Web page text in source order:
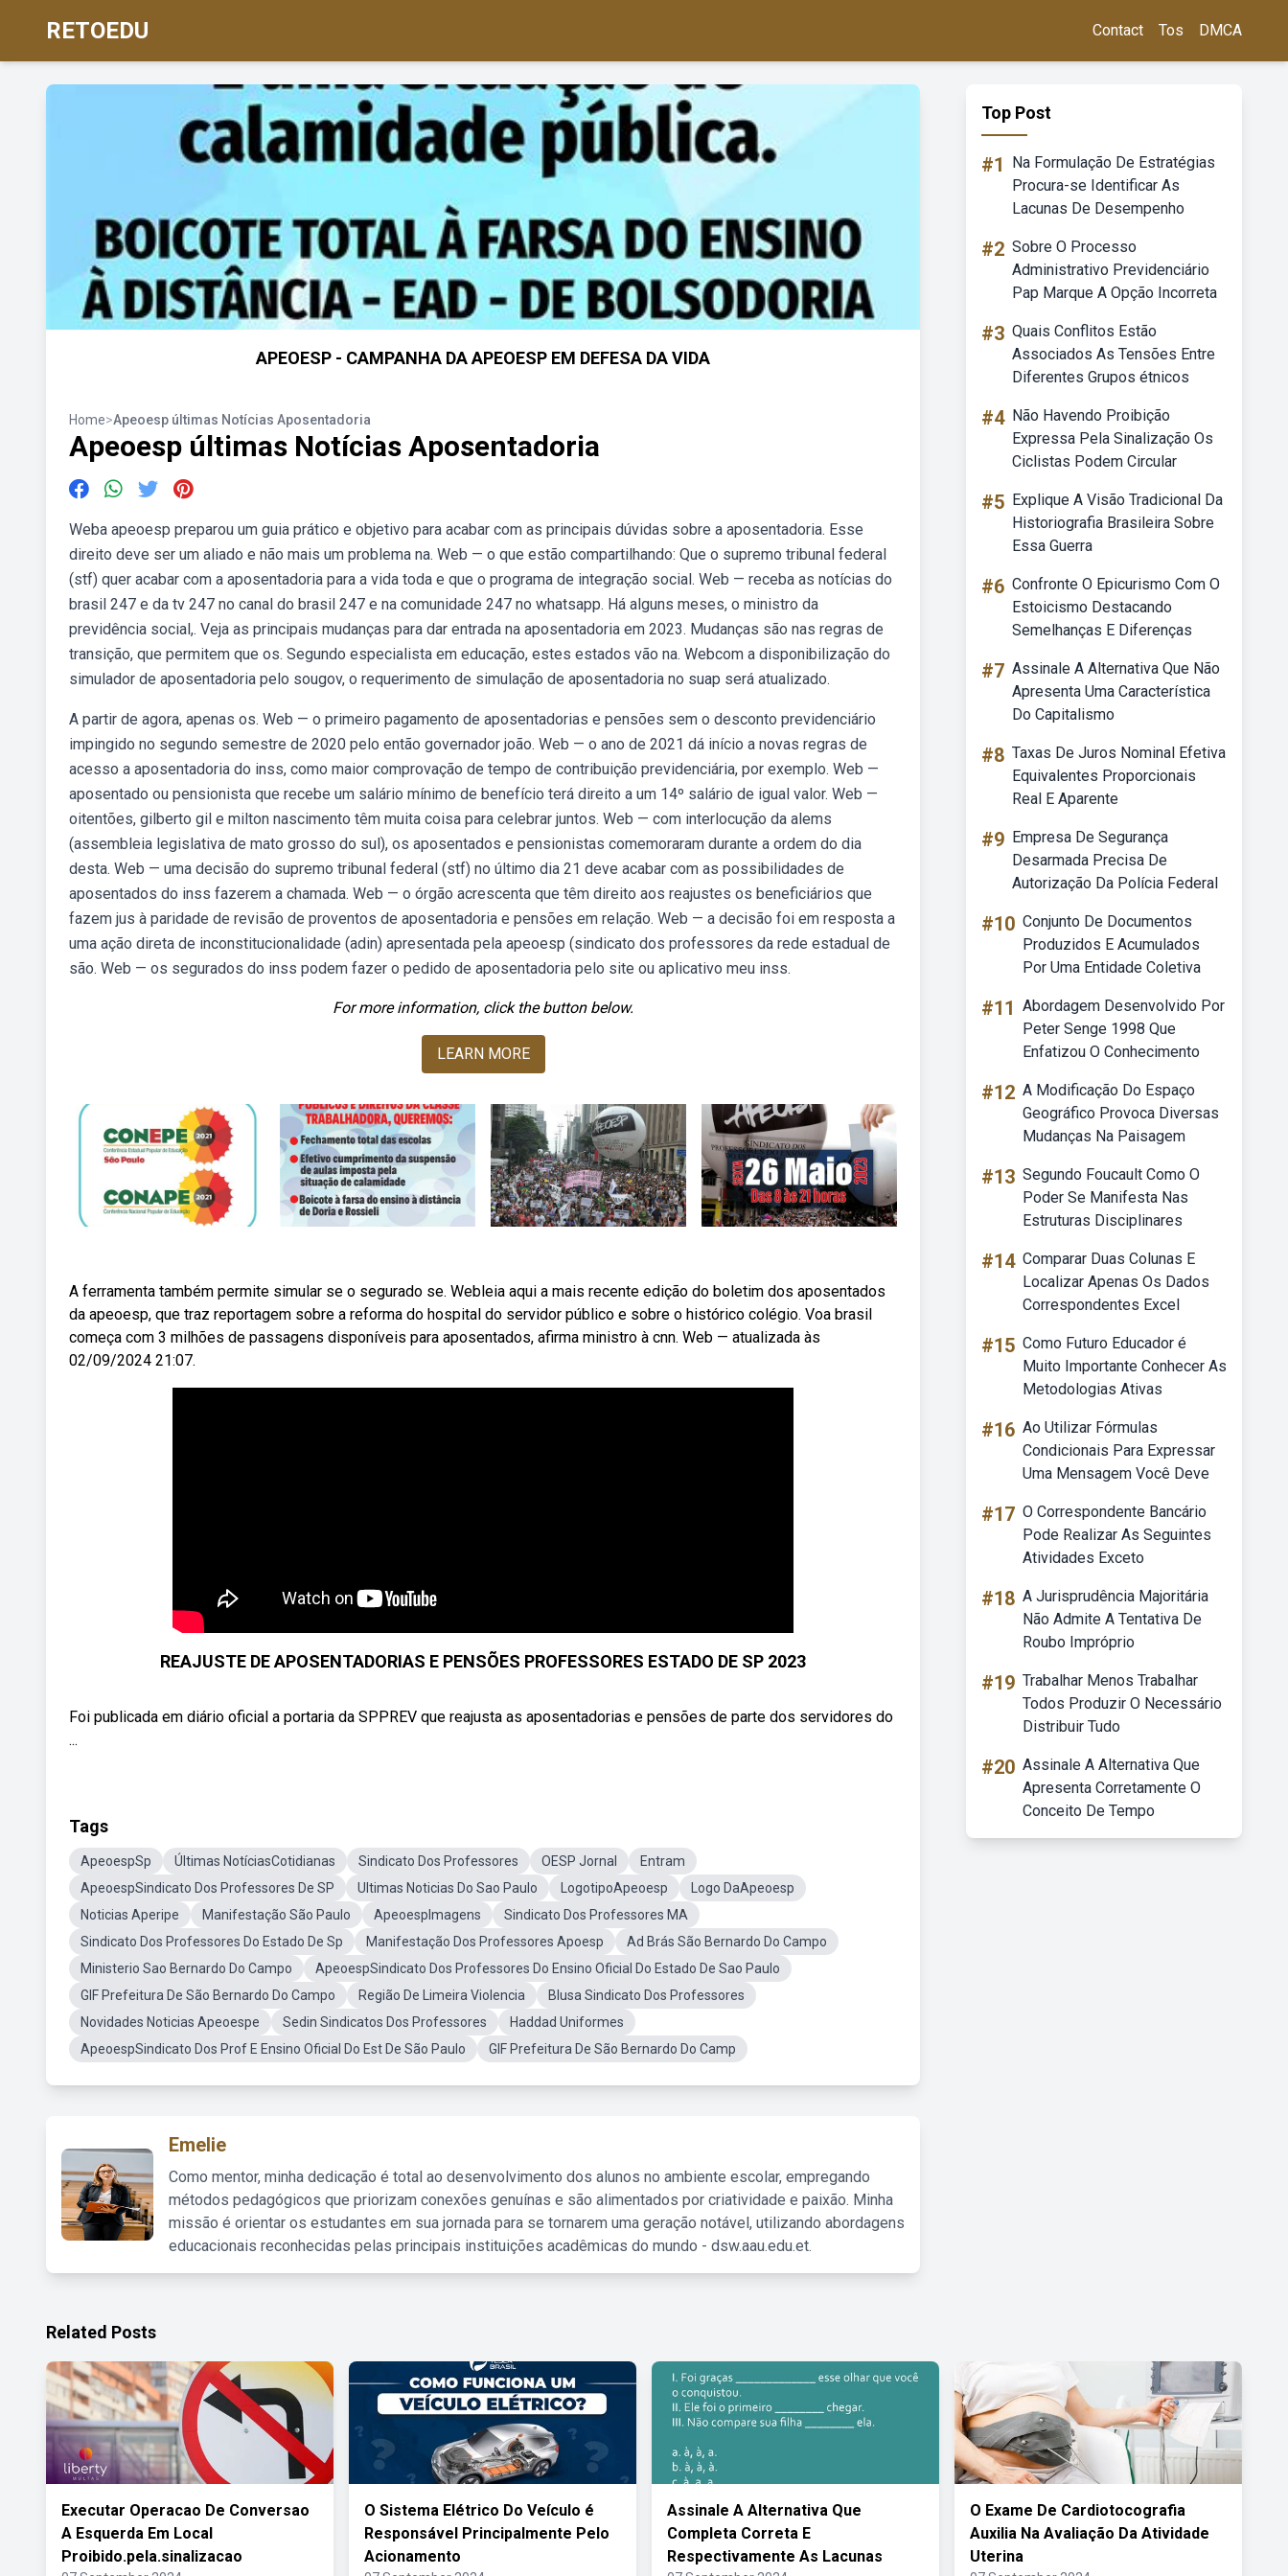
RETOEDU Contact Tos DMCA
APEOESP - CAMPANHA DA APEOESP EM DEFESA DA VIDA
Home>Apeoesp últimas Notícias Aposentadoria
Apeoesp últimas Notícias Aposentadoria
Weba apeoesp preparou um guia prático e objetivo para acabar com as principais dúvidas sobre a aposentadoria. Esse
direito deve ser um aliado e não mais um problema na. Web — o que estão compartilhando: Que o supremo tribunal federal
(stf) quer acabar com a aposentadoria para a vida toda e que o programa de integração social. Web — receba as notícias do
brasil 247 e da tv 247 no canal do brasil 247 e na comunidade 247 no whatsapp. Há alguns meses, o ministro da
previdência social,. Veja as principais mudanças para dar entrada na aposentadoria em 2023. Mudanças são nas regras de
transição, que permitem que os. Segundo especialista em educação, estes estados vão na. Webcom a disponibilização do
simulador de aposentadoria pelo sougov, o requerimento de simulação de aposentadoria no suap será atualizado.
A partir de agora, apenas os. Web — o primeiro pagamento de aposentadorias e pensões sem o desconto previdenciário
impingido no segundo semestre de 2020 pelo então governador joão. Web — o ano de 2021 dá início a novas regras de
acesso a aposentadoria do inss, como maior comprovação de tempo de contribuição previdenciária, por exemplo. Web —
aposentado ou pensionista que recebe um salário mínimo de benefício terá direito a um 14º salário de igual valor. Web —
oitentões, gilberto gil e milton nascimento têm muita coisa para celebrar juntos. Web — com interlocução da alems
(assembleia legislativa de mato grosso do sul), os aposentados e pensionistas comemoraram durante a ordem do dia
desta. Web — uma decisão do supremo tribunal federal (stf) no último dia 21 deve acabar com as possibilidades de
aposentados do inss fazerem a chamada. Web — o órgão acrescenta que têm direito aos reajustes os beneficiários que
fazem jus à paridade de revisão de proventos de aposentadoria e pensões em relação. Web — a decisão foi em resposta a
uma ação direta de inconstitucionalidade (adin) apresentada pela apeoesp (sindicato dos professores da rede estadual de
são. Web — os segurados do inss podem fazer o pedido de aposentadoria pelo site ou aplicativo meu inss.
For more information, click the button below.
LEARN MORE
A ferramenta também permite simular se o segurado se. Webleia aqui a mais recente edição do boletim dos aposentados
da apeoesp, que traz reportagem sobre a reforma do hospital do servidor público e sobre o histórico colégio. Voa brasil
começa com 3 milhões de passagens disponíveis para aposentados, afirma ministro à cnn. Web — atualizada às
02/09/2024 21:07.
REAJUSTE DE APOSENTADORIAS E PENSÕES PROFESSORES ESTADO DE SP 2023
Foi publicada em diário oficial a portaria da SPPREV que reajusta as aposentadorias e pensões de parte dos servidores do
...
Tags
ApeoespSp Últimas NotíciasCotidianas Sindicato Dos Professores OESP Jornal
Entram
ApeoespSindicato Dos Professores De SP
Ultimas Noticias Do Sao Paulo LogotipoApeoesp
Logo DaApeoesp
Noticias Aperipe
Manifestação São Paulo ApeoespImagens
Sindicato Dos Professores MA
Sindicato Dos Professores Do Estado De Sp
Manifestação Dos Professores Apoesp
Ad Brás São Bernardo Do Campo
Ministerio Sao Bernardo Do Campo
ApeoespSindicato Dos Professores Do Ensino Oficial Do Estado De Sao Paulo
GIF Prefeitura De São Bernardo Do Campo
Região De Limeira Violencia
Blusa Sindicato Dos Professores
Novidades Noticias Apeoespe
Sedin Sindicatos Dos Professores
Haddad Uniformes
ApeoespSindicato Dos Prof E Ensino Oficial Do Est De São Paulo
GIF Prefeitura De São Bernardo Do Camp
Emelie
Como mentor, minha dedicação é total ao desenvolvimento dos alunos no ambiente escolar, empregando
métodos pedagógicos que priorizam conexões genuínas e são alimentados por criatividade e paixão. Minha
missão é orientar os estudantes em sua jornada para se tornarem uma geração notável, utilizando abordagens
educacionais reconhecidas pelas principais instituições acadêmicas do mundo - dsw.aau.edu.et.
Top Post
#1
Na Formulação De Estratégias
Procura-se Identificar As
Lacunas De Desempenho
#2 Sobre O Processo
Administrativo Previdenciário
Pap Marque A Opção Incorreta
#3 Quais Conflitos Estão
Associados As Tensões Entre
Diferentes Grupos étnicos
#4 Não Havendo Proibição
Expressa Pela Sinalização Os
Ciclistas Podem Circular
#5 Explique A Visão Tradicional Da
Historiografia Brasileira Sobre
Essa Guerra
#6 Confronte O Epicurismo Com O
Estoicismo Destacando
Semelhanças E Diferenças
#7 Assinale A Alternativa Que Não
Apresenta Uma Característica
Do Capitalismo
#8 Taxas De Juros Nominal Efetiva
Equivalentes Proporcionais
Real E Aparente
#9 Empresa De Segurança
Desarmada Precisa De
Autorização Da Polícia Federal
#10 Conjunto De Documentos
Produzidos E Acumulados
Por Uma Entidade Coletiva
#11 Abordagem Desenvolvido Por
Peter Senge 1998 Que
Enfatizou O Conhecimento
#12 A Modificação Do Espaço
Geográfico Provoca Diversas
Mudanças Na Paisagem
#13 Segundo Foucault Como O
Poder Se Manifesta Nas
Estruturas Disciplinares
#14 Comparar Duas Colunas E
Localizar Apenas Os Dados
Correspondentes Excel
#15 Como Futuro Educador é
Muito Importante Conhecer As
Metodologias Ativas
#16 Ao Utilizar Fórmulas
Condicionais Para Expressar
Uma Mensagem Você Deve
#17 O Correspondente Bancário
Pode Realizar As Seguintes
Atividades Exceto
#18 A Jurisprudência Majoritária
Não Admite A Tentativa De
Roubo Impróprio
#19 Trabalhar Menos Trabalhar
Todos Produzir O Necessário
Distribuir Tudo
#20 Assinale A Alternativa Que
Apresenta Corretamente O
Conceito De Tempo
Related Posts
Executar Operacao De Conversao
A Esquerda Em Local
Proibido.pela.sinalizacao
O Sistema Elétrico Do Veículo é
Responsável Principalmente Pelo
Acionamento
Assinale A Alternativa Que
Completa Correta E
Respectivamente As Lacunas
O Exame De Cardiotocografia
Auxilia Na Avaliação Da Atividade
Uterina